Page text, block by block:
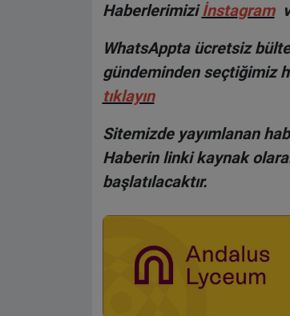
Haberlerimizi İnstagram
WhatsAppta ücretsiz
gündeminden seçtiğimiz
tıklayın
Sitemizde yayımlanan
Haberin linki kaynak
başlatılacaktır.